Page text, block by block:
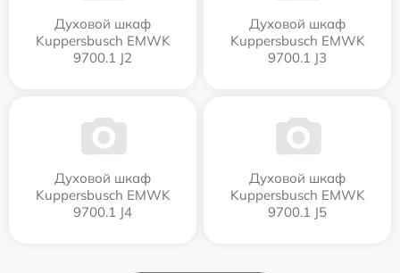
Духовой шкаф
Kuppersbusch EMWK
9700.1 J2
Духовой шкаф
Kuppersbusch EMWK
9700.1 J3
Духовой шкаф
Kuppersbusch EMWK
9700.1 J4
Духовой шкаф
Kuppersbusch EMWK
9700.1 J5